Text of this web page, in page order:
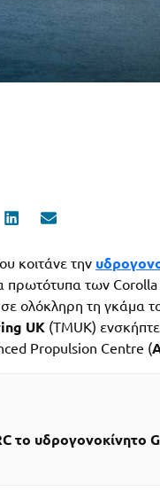
Share
κοιτάνε την
πρωτότυπα των
ολόκληρη τη γκάμα
UK (TMUK)
Propulsion Centre (
το υδρογονοκίνητο